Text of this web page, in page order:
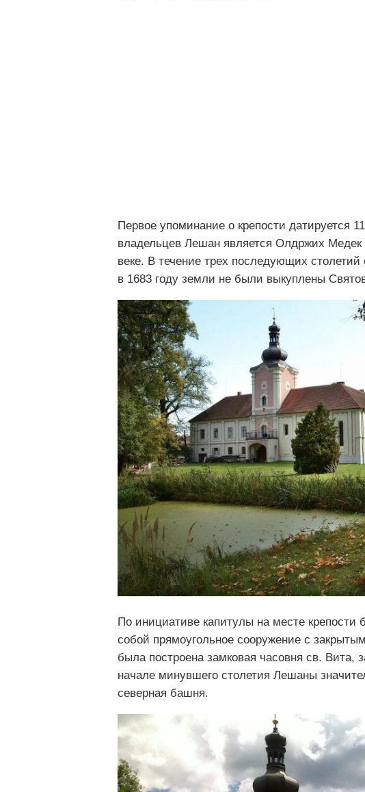
Первое упоминание о крепости датируется
владельцев Лешан является Олдржих
веке. В течение трех последующих
в 1683 году земли не были выкуплены
По инициативе капитулы на месте крепости
собой прямоугольное сооружение с
была построена замковая часовня св.
начале минувшего столетия Лешаны
северная башня.